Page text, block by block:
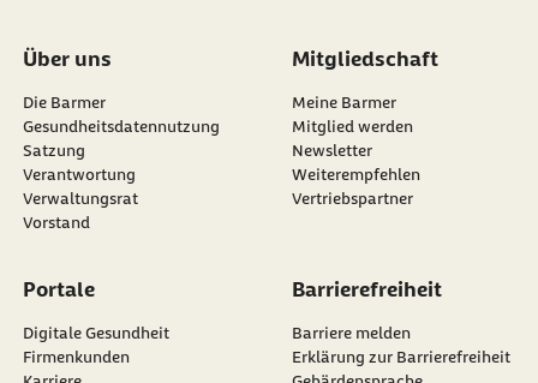
Über uns
Die Barmer
Gesundheitsdatennutzung
Satzung
Verantwortung
Verwaltungsrat
Vorstand
Mitgliedschaft
Meine Barmer
Mitglied werden
Newsletter
externer Link:
Weiterempfehlen
Vertriebspartner
Portale
Digitale Gesundheit
Firmenkunden
Barrierefreiheit
Barriere melden
Erklärung zur Barrierefreiheit